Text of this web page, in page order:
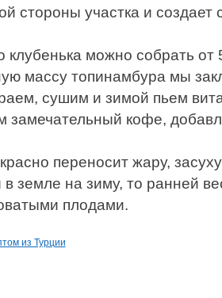
стороны участка и
клубенька можно собрать от
массу топинамбура мы
сушим и зимой пьем
замечательный кофе,
переносит жару,
в земле на зиму, то ранней
плодами.
из Турции